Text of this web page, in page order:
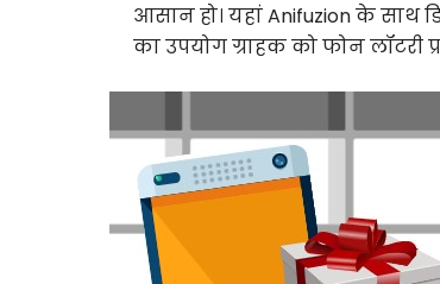
आसान हो। यहां Anifuzion के साथ
का उपयोग ग्राहक को फोन